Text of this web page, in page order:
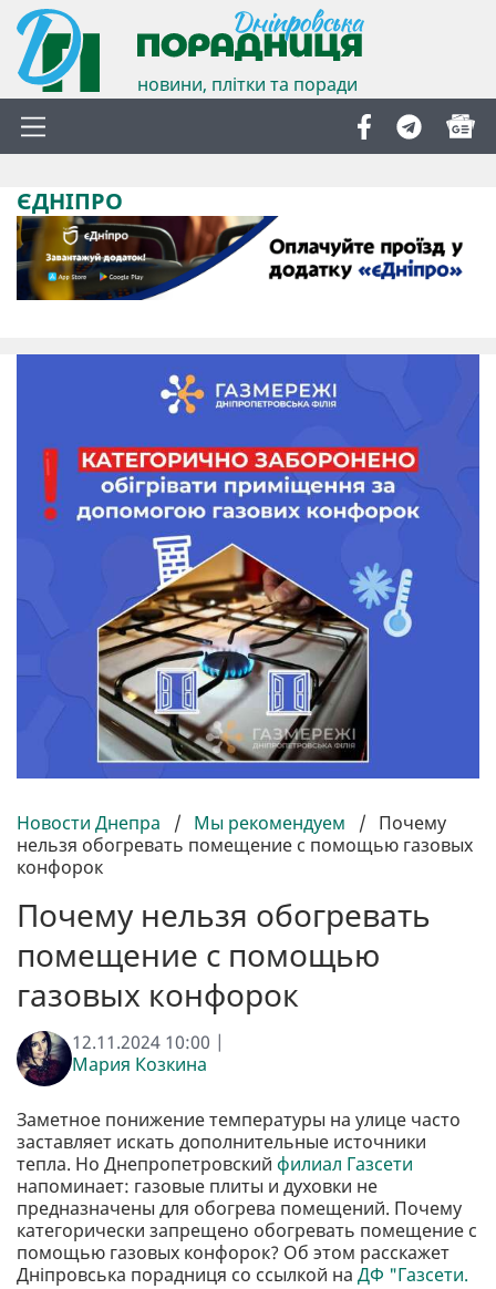
новини, плітки та поради
ЄДНІПРО
Новости Днепра / Мы рекомендуем / Почему
нельзя обогревать помещение с помощью газовых
конфорок
Почему нельзя обогревать
помещение с помощью
газовых конфорок
12.11.2024 10:00 |
Мария Козкина
Заметное понижение температуры на улице часто
заставляет искать дополнительные источники
тепла. Но Днепропетровский филиал Газсети
напоминает: газовые плиты и духовки не
предназначены для обогрева помещений. Почему
категорически запрещено обогревать помещение с
помощью газовых конфорок? Об этом расскажет
Дніпровська порадниця со ссылкой на ДФ "Газсети.